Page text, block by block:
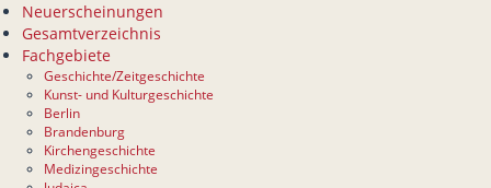
Neuerscheinungen
Gesamtverzeichnis
Fachgebiete
Geschichte/Zeitgeschichte
Kunst- und Kulturgeschichte
Berlin
Brandenburg
Kirchengeschichte
Medizingeschichte